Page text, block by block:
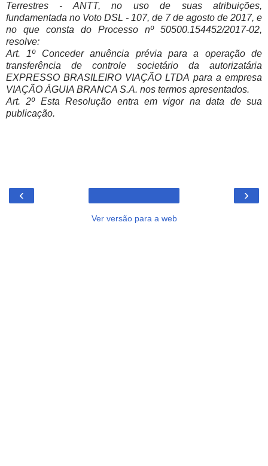
Terrestres - ANTT, no uso de suas atribuições,
fundamentada no Voto DSL - 107, de 7 de agosto de 2017, e
no que consta do Processo nº 50500.154452/2017-02,
resolve:
Art. 1º Conceder anuência prévia para a operação de
transferência de controle societário da autorizatária
EXPRESSO BRASILEIRO VIAÇÃO LTDA para a empresa
VIAÇÃO ÁGUIA BRANCA S.A. nos termos apresentados.
Art. 2º Esta Resolução entra em vigor na data de sua
publicação.
‹ ›
Ver versão para a web